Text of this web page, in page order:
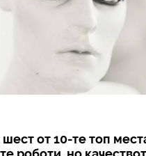
от 10-те топ